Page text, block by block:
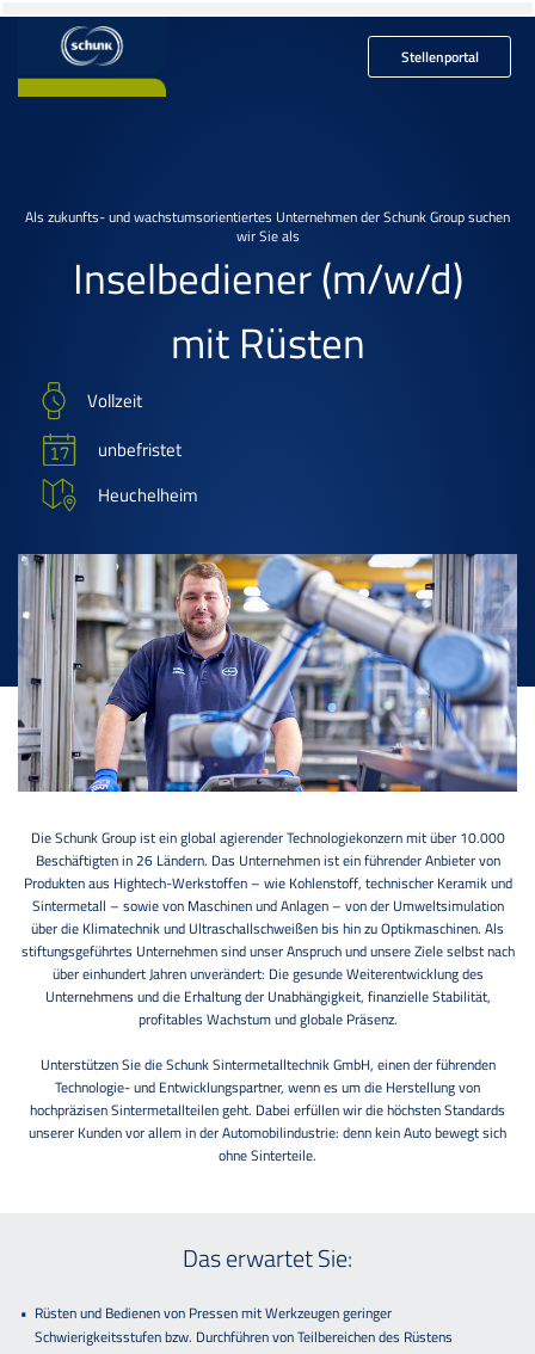
Stellenportal
Als zukunfts- und wachstumsorientiertes Unternehmen der Schunk Group suchen
wir Sie als
Inselbediener(m/w/d)
mit Rüsten
Vollzeit
unbefristet
Heuchelheim
Die Schunk Group ist ein global agierender Technologiekonzern mit über 10.000
Beschäftigten in 26 Ländern. Das Unternehmen ist ein führender Anbieter von
Produkten aus Hightech-Werkstoffen – wie Kohlenstoff, technischer Keramik und
Sintermetall – sowie von Maschinen und Anlagen – von der Umweltsimulation
über die Klimatechnik und Ultraschallschweißen bis hin zu Optikmaschinen. Als
stiftungsgeführtes Unternehmen sind unser Anspruch und unsere Ziele selbst nach
über einhundert Jahren unverändert: Die gesunde Weiterentwicklung des
Unternehmens und die Erhaltung der Unabhängigkeit, finanzielle Stabilität,
profitables Wachstum und globale Präsenz.
Unterstützen Sie die Schunk Sintermetalltechnik GmbH, einen der führenden
Technologie- und Entwicklungspartner, wenn es um die Herstellung von
hochpräzisen Sintermetallteilen geht. Dabei erfüllen wir die höchsten Standards
unserer Kunden vor allem in der Automobilindustrie: denn kein Auto bewegt sich
ohne Sinterteile.
Das erwartet Sie:
Rüsten und Bedienen von Pressen mit Werkzeugen geringer
Schwierigkeitsstufen bzw. Durchführen von Teilbereichen des Rüstens